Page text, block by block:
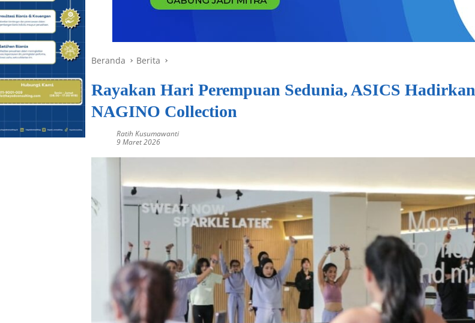
Beranda Berita
Rayakan Hari Perempuan Sedunia, ASICS Hadirkan
NAGINO Collection
Ratih Kusumawanti
9 Maret 2026